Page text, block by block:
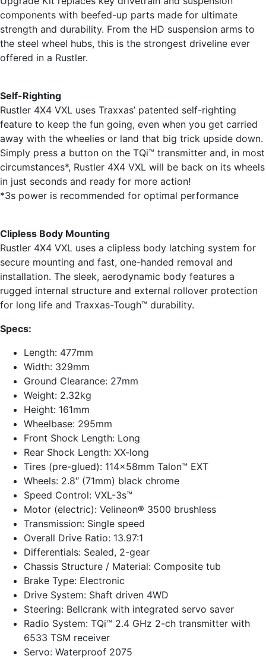
components with beefed-up parts made for ultimate
strength and durability. From the HD suspension arms to
the steel wheel hubs, this is the strongest driveline ever
offered in a Rustler.
Self-Righting
Rustler 4X4 VXL uses Traxxas’ patented self-righting
feature to keep the fun going, even when you get carried
away with the wheelies or land that big trick upside down.
Simply press a button on the TQi™ transmitter and, in most
circumstances*, Rustler 4X4 VXL will be back on its wheels
in just seconds and ready for more action!
*3s power is recommended for optimal performance
Clipless Body Mounting
Rustler 4X4 VXL uses a clipless body latching system for
secure mounting and fast, one-handed removal and
installation. The sleek, aerodynamic body features a
rugged internal structure and external rollover protection
for long life and Traxxas-Tough™ durability.
Specs:
Length: 477mm
Width: 329mm
Ground Clearance: 27mm
Weight: 2.32kg
Height: 161mm
Wheelbase: 295mm
Front Shock Length: Long
Rear Shock Length: XX-long
Tires (pre-glued): 114x58mm Talon™ EXT
Wheels: 2.8″ (71mm) black chrome
Speed Control: VXL-3s™
Motor (electric): Velineon® 3500 brushless
Transmission: Single speed
Overall Drive Ratio: 13.97:1
Differentials: Sealed, 2-gear
Chassis Structure / Material: Composite tub
Brake Type: Electronic
Drive System: Shaft driven 4WD
Steering: Bellcrank with integrated servo saver
Radio System: TQi™ 2.4 GHz 2-ch transmitter with
6533 TSM receiver
Servo: Waterproof 2075